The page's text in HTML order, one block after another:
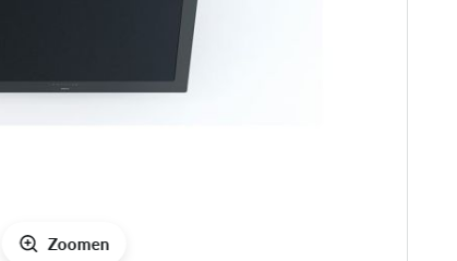
Zoomen